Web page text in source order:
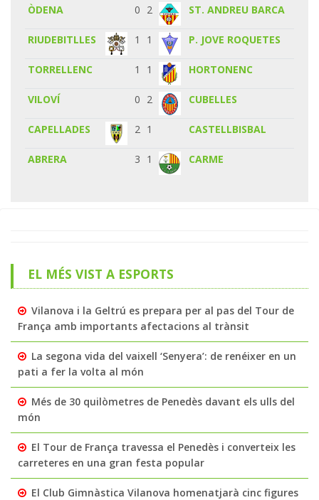
ÒDENA 0 2 ST. ANDREU BARCA
RIUDEBITLLES 1 1 P. JOVE ROQUETES
TORRELLENC 1 1 HORTONENC
VILOVÍ 0 2 CUBELLES
CAPELLADES 2 1 CASTELLBISBAL
ABRERA 3 1 CARME
EL MÉS VIST A ESPORTS
Vilanova i la Geltrú es prepara per al pas del Tour de
França amb importants afectacions al trànsit
La segona vida del vaixell ‘Senyera’: de renéixer en un
pati a fer la volta al món
Més de 30 quilòmetres de Penedès davant els ulls del
món
El Tour de França travessa el Penedès i converteix les
carreteres en una gran festa popular
El Club Gimnàstica Vilanova homenatjarà cinc figures